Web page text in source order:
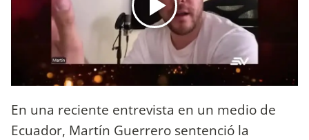
En una reciente entrevista en un medio de
Ecuador, Martín Guerrero sentenció la